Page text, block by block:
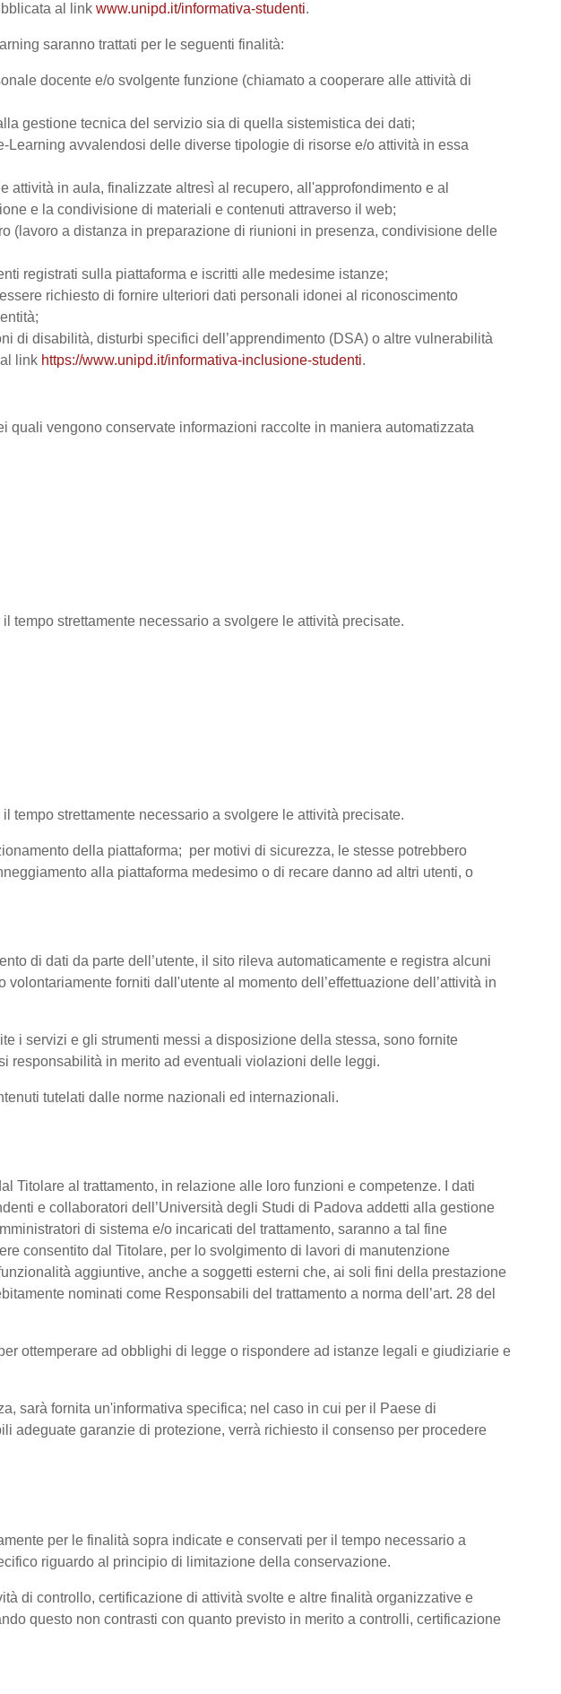
al link www.unipd.it/informativa-studenti.
saranno trattati per le seguenti finalità:
docente e/o svolgente funzione (chiamato a cooperare alle attività di
gestione tecnica del servizio sia di quella sistemistica dei dati;
avvalendosi delle diverse tipologie di risorse e/o attività in essa
in aula, finalizzate altresì al recupero, all'approfondimento e al
e la condivisione di materiali e contenuti attraverso il web;
(lavoro a distanza in preparazione di riunioni in presenza, condivisione delle
registrati sulla piattaforma e iscritti alle medesime istanze;
richiesto di fornire ulteriori dati personali idonei al riconoscimento
di disabilità, disturbi specifici dell’apprendimento (DSA) o altre vulnerabilità
link https://www.unipd.it/informativa-inclusione-studenti.
vengono conservate informazioni raccolte in maniera automatizzata
tempo strettamente necessario a svolgere le attività precisate.
tempo strettamente necessario a svolgere le attività precisate.
della piattaforma; per motivi di sicurezza, le stesse potrebbero
alla piattaforma medesimo o di recare danno ad altri utenti, o
di dati da parte dell’utente, il sito rileva automaticamente e registra alcuni
forniti dall'utente al momento dell’effettuazione dell’attività in
i servizi e gli strumenti messi a disposizione della stessa, sono fornite
responsabilità in merito ad eventuali violazioni delle leggi.
tutelati dalle norme nazionali ed internazionali.
Titolare al trattamento, in relazione alle loro funzioni e competenze. I dati
e collaboratori dell’Università degli Studi di Padova addetti alla gestione
di sistema e/o incaricati del trattamento, saranno a tal fine
consentito dal Titolare, per lo svolgimento di lavori di manutenzione
aggiuntive, anche a soggetti esterni che, ai soli fini della prestazione
nominati come Responsabili del trattamento a norma dell’art. 28 del
ottemperare ad obblighi di legge o rispondere ad istanze legali e giudiziarie e
sarà fornita un'informativa specifica; nel caso in cui per il Paese di
adeguate garanzie di protezione, verrà richiesto il consenso per procedere
per le finalità sopra indicate e conservati per il tempo necessario a
riguardo al principio di limitazione della conservazione.
di controllo, certificazione di attività svolte e altre finalità organizzative e
questo non contrasti con quanto previsto in merito a controlli, certificazione